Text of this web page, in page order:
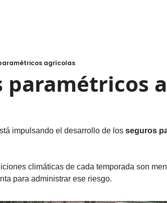
agrícolas
paramétricos
impulsando el desarrollo de los seguros
climáticas de cada temporada son
para administrar ese riesgo.